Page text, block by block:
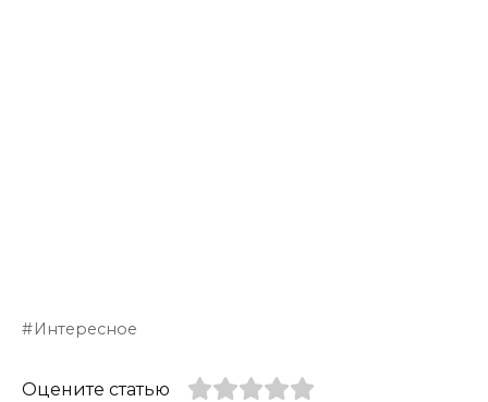
Интересное
Оцените статью